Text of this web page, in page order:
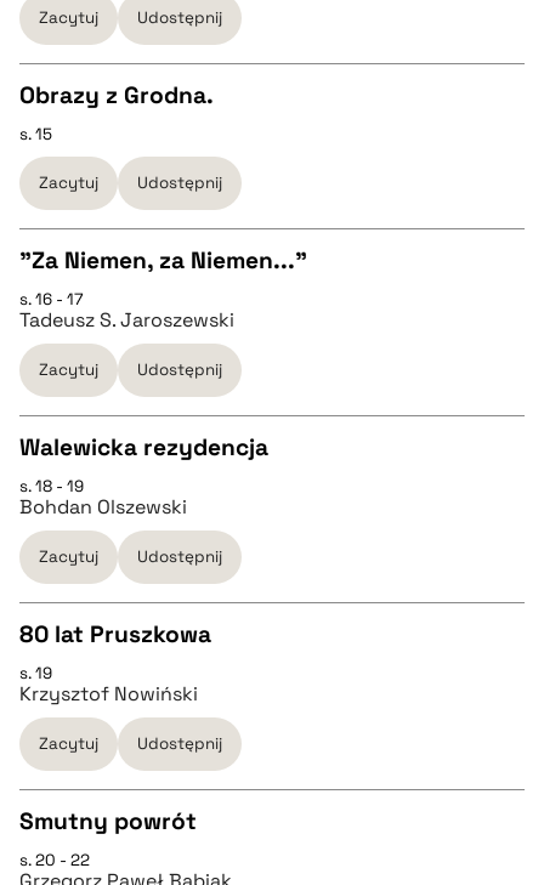
pobierz cytat
BIBTEX
pobierz cytat
Zacytuj Udostępnij
CZYSTY TEKST
pobierz cytat
BIBTEX
pobierz cytat
Obrazy z Grodna.
s. 15
Zacytuj Udostępnij
CZYSTY TEKST
pobierz cytat
BIBTEX
pobierz cytat
"Za Niemen, za Niemen..."
s. 16 - 17
Tadeusz S. Jaroszewski
Zacytuj Udostępnij
CZYSTY TEKST
pobierz cytat
BIBTEX
pobierz cytat
Walewicka rezydencja
s. 18 - 19
Bohdan Olszewski
Zacytuj Udostępnij
CZYSTY TEKST
pobierz cytat
BIBTEX
80 lat Pruszkowa
s. 19
Krzysztof Nowiński
Zacytuj Udostępnij
CZYSTY TEKST
Smutny powrót
s. 20 - 22